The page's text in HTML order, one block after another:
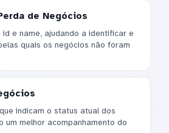
de Negócios
id e name, ajudando a identificar e
quais os negócios não foram
indicam o status atual dos
um melhor acompanhamento do